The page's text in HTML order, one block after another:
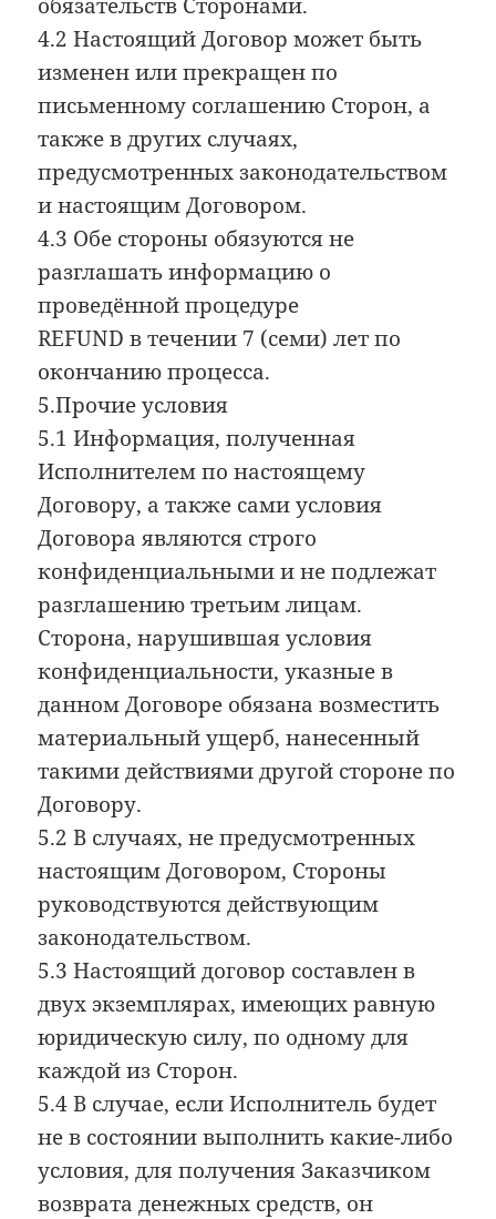
4.2 Настоящий Договор может быть
изменен или прекращен по
письменному соглашению Сторон, а
также в других случаях,
предусмотренных законодательством
и настоящим Договором.
4.3 Обе стороны обязуются не
разглашать информацию о
проведённой процедуре
REFUND в течении 7 (семи) лет по
окончанию процесса.
5.Прочие условия
5.1 Информация, полученная
Исполнителем по настоящему
Договору, а также сами условия
Договора являются строго
конфиденциальными и не подлежат
разглашению третьим лицам.
Сторона, нарушившая условия
конфиденциальности, указные в
данном Договоре обязана возместить
материальный ущерб, нанесенный
такими действиями другой стороне по
Договору.
5.2 В случаях, не предусмотренных
настоящим Договором, Стороны
руководствуются действующим
законодательством.
5.3 Настоящий договор составлен в
двух экземплярах, имеющих равную
юридическую силу, по одному для
каждой из Сторон.
5.4 В случае, если Исполнитель будет
не в состоянии выполнить какие-либо
условия, для получения Заказчиком
возврата денежных средств, он